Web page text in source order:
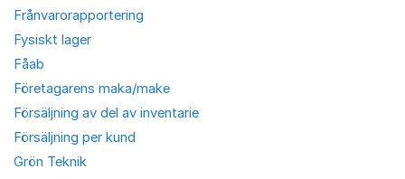
Frånvarorapportering
Fysiskt lager
Fåab
Företagarens maka/make
Försäljning av del av inventarie
Försäljning per kund
Grön Teknik